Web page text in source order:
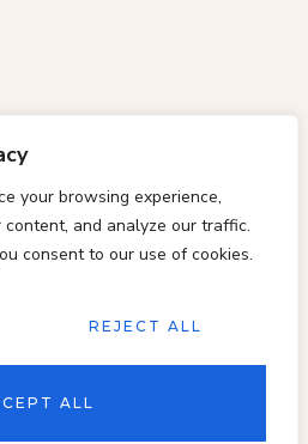
your browsing experience,
and analyze our traffic.
consent to our use of cookies.
REJECT ALL
ALL